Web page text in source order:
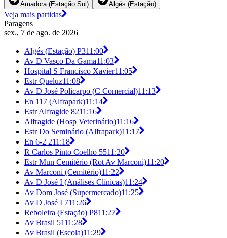
Amadora (Estação Sul) Algés (Estação)
Veja mais partidas
Paragens
sex., 7 de ago. de 2026
Algés (Estação) P311:00
Av D Vasco Da Gama11:03
Hospital S Francisco Xavier11:05
Estr Queluz11:08
Av D José Policarpo (C Comercial)11:13
En 117 (Alfrapark)11:14
Estr Alfragide 8211:16
Alfragide (Hosp Veterinário)11:16
Estr Do Seminário (Alfrapark)11:17
En 6-2 211:18
R Carlos Pinto Coelho 5511:20
Estr Mun Cemitério (Rot Av Marconi)11:20
Av Marconi (Cemitério)11:22
Av D José I (Análises Clínicas)11:24
Av Dom José (Supermercado)11:25
Av D José I 711:26
Reboleira (Estação) P811:27
Av Brasil 5111:28
Av Brasil (Escola)11:29